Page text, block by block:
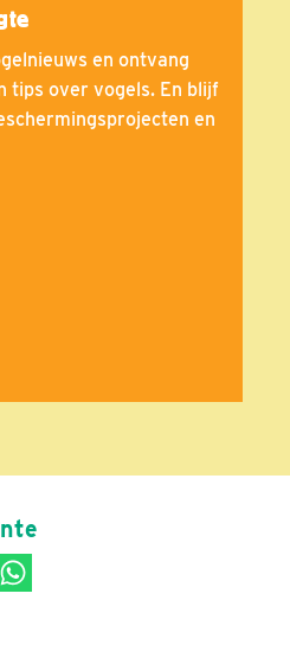
en ontvang
tips over vogels. En blijf
en